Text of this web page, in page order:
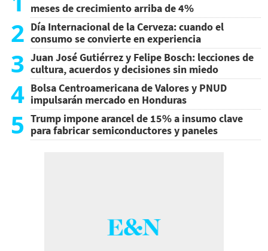
meses de crecimiento arriba de 4%
2 Día Internacional de la Cerveza: cuando el
consumo se convierte en experiencia
3 Juan José Gutiérrez y Felipe Bosch: lecciones de
cultura, acuerdos y decisiones sin miedo
4 Bolsa Centroamericana de Valores y PNUD
impulsarán mercado en Honduras
5 Trump impone arancel de 15% a insumo clave
para fabricar semiconductores y paneles